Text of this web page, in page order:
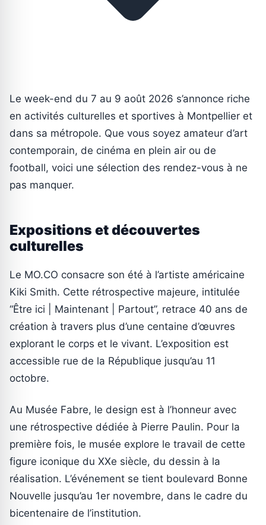
Le week-end du 7 au 9 août 2026 s’annonce riche
en activités culturelles et sportives à Montpellier et
dans sa métropole. Que vous soyez amateur d’art
contemporain, de cinéma en plein air ou de
football, voici une sélection des rendez-vous à ne
pas manquer.
Expositions et découvertes
culturelles
Le MO.CO consacre son été à l’artiste américaine
Kiki Smith. Cette rétrospective majeure, intitulée
“Être ici | Maintenant | Partout”, retrace 40 ans de
création à travers plus d’une centaine d’œuvres
explorant le corps et le vivant. L’exposition est
accessible rue de la République jusqu’au 11
octobre.
Au Musée Fabre, le design est à l’honneur avec
une rétrospective dédiée à Pierre Paulin. Pour la
première fois, le musée explore le travail de cette
figure iconique du XXe siècle, du dessin à la
réalisation. L’événement se tient boulevard Bonne
Nouvelle jusqu’au 1er novembre, dans le cadre du
bicentenaire de l’institution.